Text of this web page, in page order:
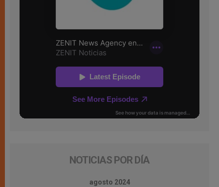
NOTICIAS POR DÍA
agosto 2024